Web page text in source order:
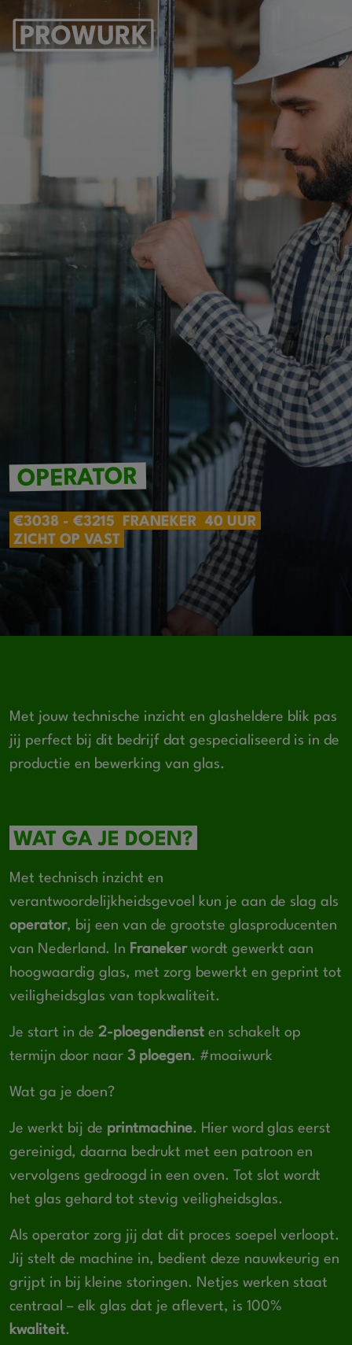
OPERATOR
€3038 - €3215 FRANEKER
40 UUR
ZICHT OP VAST
Met jouw technische inzicht en glasheldere blik pas
jij perfect bij dit bedrijf dat gespecialiseerd is in de
productie en bewerking van glas.
WAT GA JE DOEN?
Met technisch inzicht en
verantwoordelijkheidsgevoel kun je aan de slag als
operator, bij een van de grootste glasproducenten
van Nederland. In Franekerwordt gewerkt aan
hoogwaardig glas, met zorg bewerkt en geprint tot
veiligheidsglas van topkwaliteit.
Je start in de 2-ploegendienst en schakelt op
termijn door naar 3 ploegen. #moaiwurk
Wat ga je doen?
Je werkt bij de printmachine. Hier word glas eerst
gereinigd, daarna bedrukt met een patroon en
vervolgens gedroogd in een oven. Tot slot wordt
het glas gehard tot stevig veiligheidsglas.
Als operator zorg jij dat dit proces soepel verloopt.
Jij stelt de machine in, bedient deze nauwkeurig en
grijpt in bij kleine storingen. Netjes werken staat
centraal – elk glas dat je aflevert, is 100%
kwaliteit.